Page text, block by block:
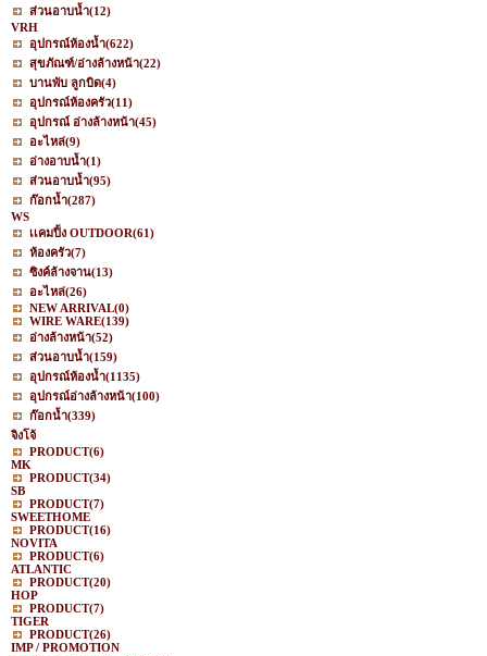
ส่วนอาบน้ำ(12)
VRH
อุปกรณ์ห้องน้ำ(622)
สุขภัณฑ์/อ่างล้างหน้า(22)
บานพับ ลูกบิด(4)
อุปกรณ์ห้องครัว(11)
อุปกรณ์ อ่างล้างหน้า(45)
อะไหล่(9)
อ่างอาบน้ำ(1)
ส่วนอาบน้ำ(95)
ก๊อกน้ำ(287)
WS
เเคมปิ้ง OUTDOOR(61)
ห้องครัว(7)
ซิงค์ล้างจาน(13)
อะไหล่(26)
NEW ARRIVAL(0)
WIRE WARE(139)
อ่างล้างหน้า(52)
ส่วนอาบน้ำ(159)
อุปกรณ์ห้องน้ำ(1135)
อุปกรณ์อ่างล้างหน้า(100)
ก๊อกน้ำ(339)
จิงโจ้
PRODUCT(6)
MK
PRODUCT(34)
SB
PRODUCT(7)
SWEETHOME
PRODUCT(16)
NOVITA
PRODUCT(6)
ATLANTIC
PRODUCT(20)
HOP
PRODUCT(7)
TIGER
PRODUCT(26)
IMP / PROMOTION